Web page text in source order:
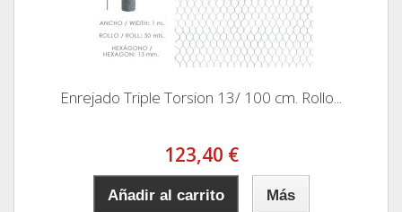
Enrejado Triple Torsion 13/ 100 cm. Rollo...
123,40 €
Añadir al carrito Más